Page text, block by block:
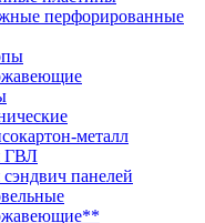
перфорированные
металл
ГВЛ
панелей